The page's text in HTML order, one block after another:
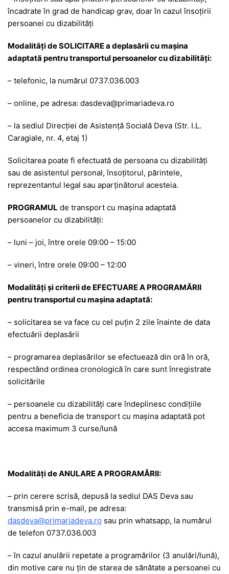
încadrate în grad de handicap grav, doar în cazul însoțirii
persoanei cu dizabilități
Modalități de SOLICITARE a deplasării cu mașina
adaptată pentru transportul persoanelor cu dizabilități:
– telefonic, la numărul 0737.036.003
– online, pe adresa: dasdeva@primariadeva.ro
– la sediul Direcției de Asistență Socială Deva (Str. I.L.
Caragiale, nr. 4, etaj 1)
Solicitarea poate fi efectuată de persoana cu dizabilități
sau de asistentul personal, însoțitorul, părintele,
reprezentantul legal sau aparținătorul acesteia.
PROGRAMUL de transport cu mașina adaptată
persoanelor cu dizabilități:
– luni – joi, între orele 09:00 – 15:00
– vineri, între orele 09:00 – 12:00
Modalități și criterii de EFECTUARE A PROGRAMĂRII
pentru transportul cu mașina adaptată:
– solicitarea se va face cu cel puțin 2 zile înainte de data
efectuării deplasării
– programarea deplasărilor se efectuează din oră în oră,
respectând ordinea cronologică în care sunt înregistrate
solicitările
– persoanele cu dizabilități care îndeplinesc condițiile
pentru a beneficia de transport cu mașina adaptată pot
accesa maximum 3 curse/lună
Modalități de ANULARE A PROGRAMĂRII:
– prin cerere scrisă, depusă la sediul DAS Deva sau
transmisă prin e-mail, pe adresa:
dasdeva@primariadeva.ro sau prin whatsapp, la numărul
de telefon 0737.036.003
– în cazul anulării repetate a programărilor (3 anulări/lună),
din motive care nu țin de starea de sănătate a persoanei cu